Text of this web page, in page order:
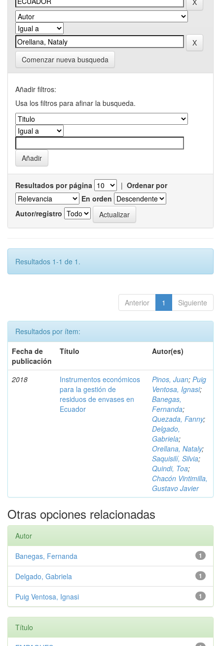
Comenzar nueva busqueda
Añadir filtros:
Usa los filtros para afinar la busqueda.
Resultados por página | Ordenar por
En orden
Autor/registro
Resultados 1-1 de 1.
Anterior 1 Siguiente
Resultados por ítem:
Fecha de
publicación
Título Autor(es)
2018
Instrumentos económicos
para la gestión de
residuos de envases en
Ecuador
Pinos, Juan; Puig
Ventosa, Ignasi;
Banegas,
Fernanda;
Quezada, Fanny;
Delgado,
Gabriela;
Orellana, Nataly;
Saquisilí, Silvia;
Quindi, Toa;
Chacón Vintimilla,
Gustavo Javier
Otras opciones relacionadas
Autor
1
Banegas, Fernanda
1
Delgado, Gabriela
1
Puig Ventosa, Ignasi
Título